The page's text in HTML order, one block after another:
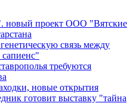
новый проект ООО "Вятские
связь между
требуются
новые открытия
готовит выставку "тайна